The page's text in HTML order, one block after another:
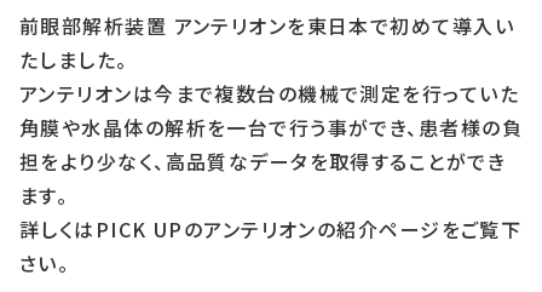
前眼部解析装置 アンテリオンを東日本で初めて導入い
たしました。
アンテリオンは今まで複数台の機械で測定を行っていた
角膜や水晶体の解析を一台で行う事ができ、患者様の負
担をより少なく、高品質なデータを取得することができ
ます。
詳しくはPICK UPのアンテリオンの紹介ページをご覧下
さい。